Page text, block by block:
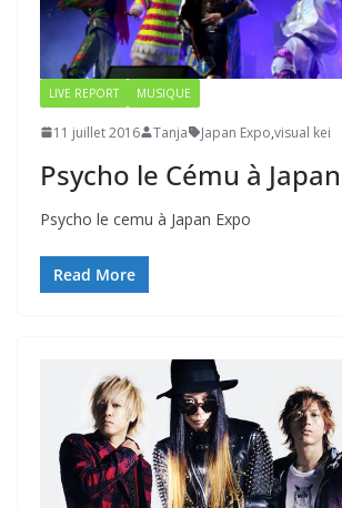
LIVE REPORT MUSIQUE
11 juillet 2016 Tanja Japan Expo,visual kei
Psycho le Cému à
Psycho le cemu à Japan Expo
Read More